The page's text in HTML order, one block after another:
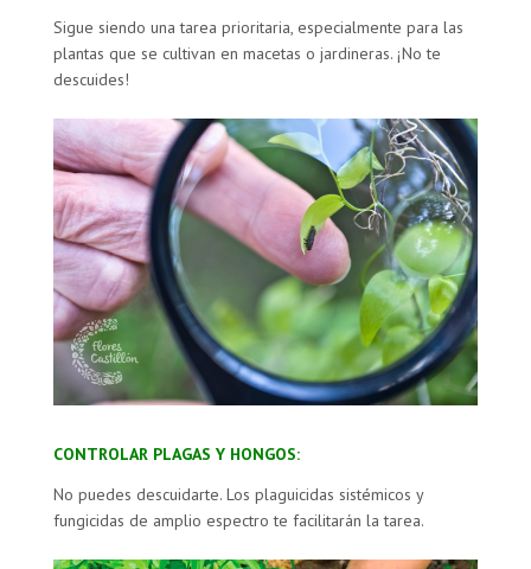
Sigue siendo una tarea prioritaria, especialmente para las
plantas que se cultivan en macetas o jardineras. ¡No te
descuides!
CONTROLAR PLAGAS Y HONGOS:
No puedes descuidarte. Los plaguicidas sistémicos y
fungicidas de amplio espectro te facilitarán la tarea.